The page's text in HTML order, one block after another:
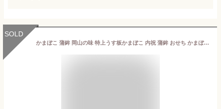
SOLD
かまぼこ 蒲鉾 岡山の味 特上うす板かまぼこ 内祝 蒲鉾 おせち かまぼこ 単品 冷蔵 焼き蒲鉾 練り物 そば ギフト お土産 お取り寄せ 焼き板 板わさ お歳暮 お正月 香典返し ごちそう 特産品 グルメ 岡山 正月蒲鉾 年越しそば 日本酒 お正月かまぼこ